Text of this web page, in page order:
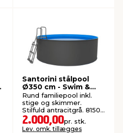
Santorini stålpool
Ø350 cm - Swim &
Fun
Rund familiepool inkl.
stige og skimmer.
Stilfuld antracitgrå. 8150
liter.
2.000,00pr. stk.
Lev. omk. tillægges